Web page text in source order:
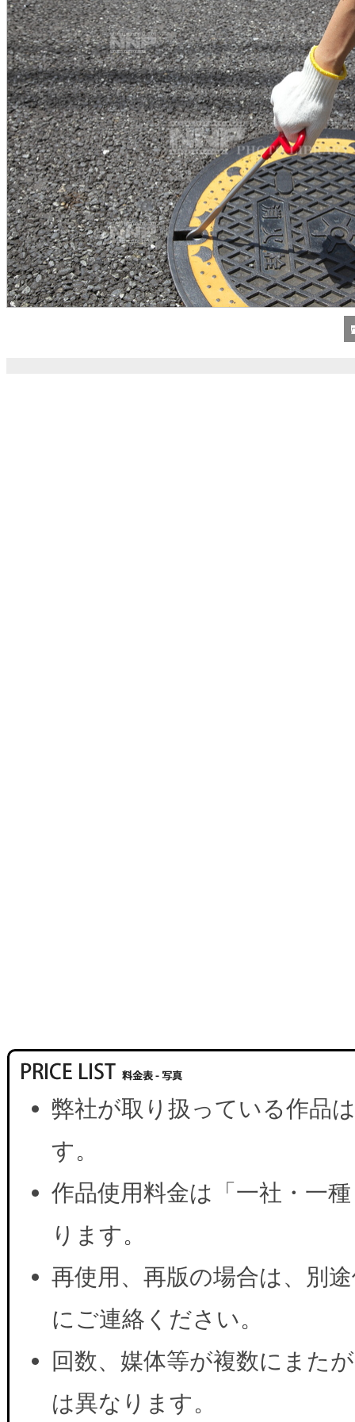
弊社が取り扱っている作品
す。
作品使用料金は「一社・一
ります。
再使用、再版の場合は、別
にご連絡ください。
回数、媒体等が複数にまた
は異なります。